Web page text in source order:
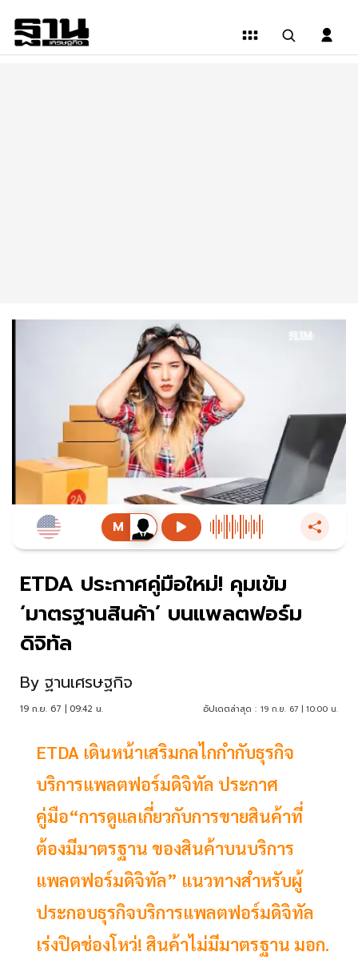
ETDA ประกาศคู่มือใหม่! คุมเข้ม
‘มาตรฐานสินค้า’ บนแพลตฟอร์ม
ดิจิทัล
By ฐานเศรษฐกิจ
19 ก.ย. 67 | 09:42 น. อัปเดตล่าสุด : 19 ก.ย. 67 | 10:00 น.
ETDA เดินหน้าเสริมกลไกกำกับธุรกิจ
บริการแพลตฟอร์มดิจิทัล ประกาศ
คู่มือ“การดูแลเกี่ยวกับการขายสินค้าที่
ต้องมีมาตรฐาน ของสินค้าบนบริการ
แพลตฟอร์มดิจิทัล” แนวทางสำหรับผู้
ประกอบธุรกิจบริการแพลตฟอร์มดิจิทัล
เร่งปิดช่องโหว่! สินค้าไม่มีมาตรฐาน มอก.